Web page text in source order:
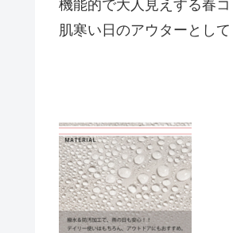
機能的で大人見えする春コ
肌寒い日のアウターとし